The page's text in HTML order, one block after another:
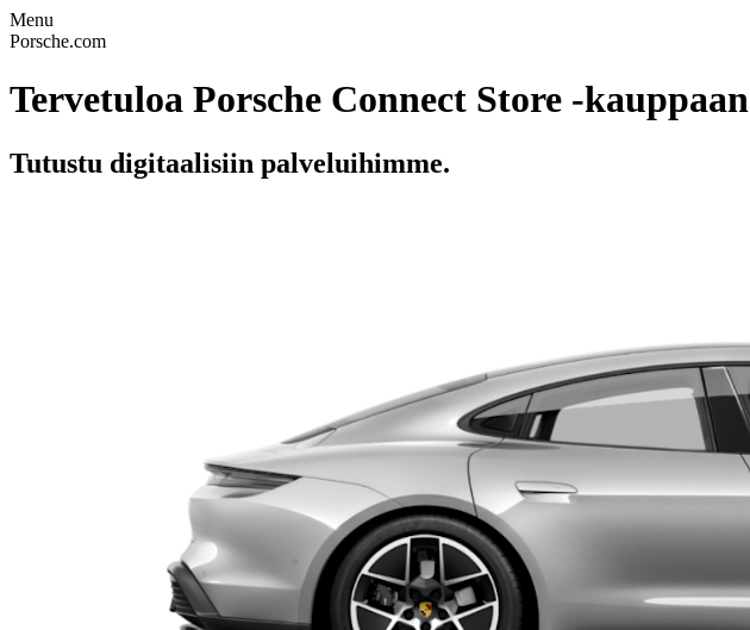
Menu
Porsche.com
Tervetuloa Porsche Connect Store -kauppaan
Tutustu digitaalisiin palveluihimme.